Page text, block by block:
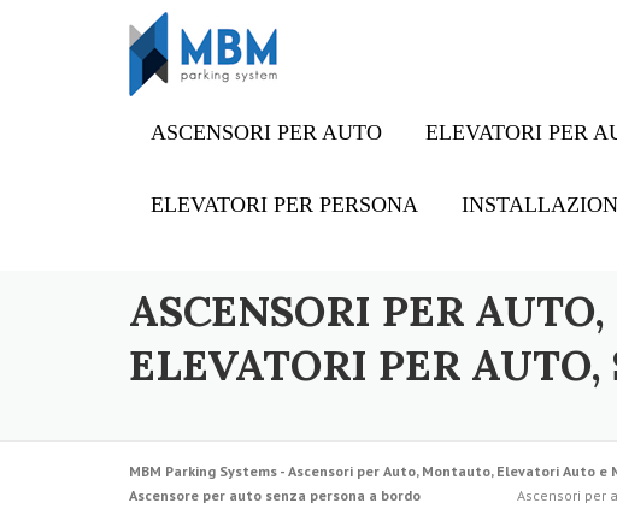
ASCENSORI PER AUTO ELEVATORI PER
ELEVATORI PER PERSONA
ASCENSORI PER
ELEVATORI PER
MBM Parking Systems - Ascensori per Auto, Montauto, Elevatori Auto e
Ascensore per auto senza persona a bordo
Ascensori per